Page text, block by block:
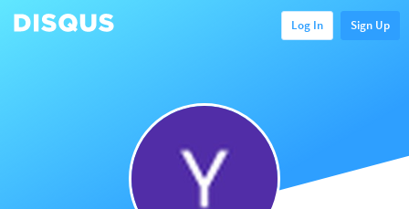
Log In Sign Up